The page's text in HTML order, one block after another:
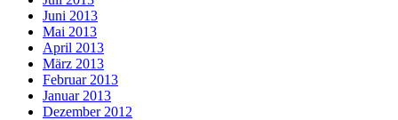
Juni 2013
Mai 2013
April 2013
März 2013
Februar 2013
Januar 2013
Dezember 2012